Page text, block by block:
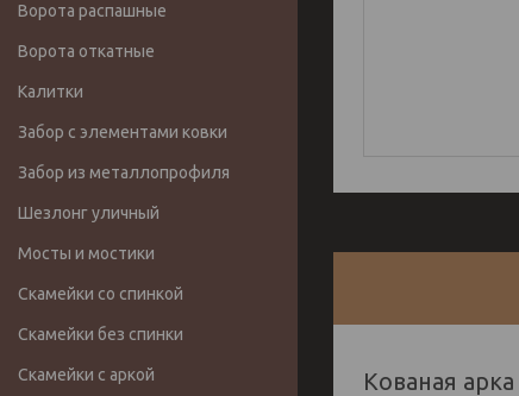
Кованая арка
Ворота распашные
Ворота откатные
Калитки
Забор с элементами ковки
Забор из металлопрофиля
Шезлонг уличный
Мосты и мостики
Скамейки со спинкой
Скамейки без спинки
Скамейки с аркой